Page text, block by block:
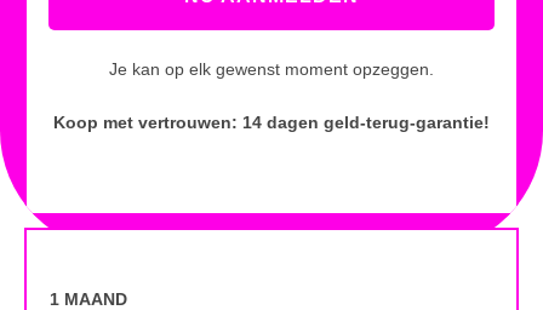
Je kan op elk gewenst moment opzeggen.
Koop met vertrouwen: 14 dagen geld-terug-garantie!
1 MAAND